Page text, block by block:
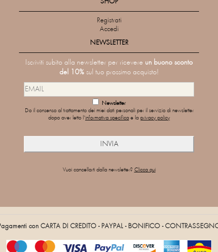
SHOP
Registrati
Accedi
NEWSLETTER
Iscriviti subito alla newsletter per ricevere un buono sconto
del 10% sul tuo prossimo acquisto!
Newsletter
Do il consenso al trattamento dei miei dati personali per il servizio di newsletter
dopo aver letto l'informativa specifica e la privacy policy
Vuoi cancellarti dalla newsletter? Clicca qui
con CARTA DI CREDITO - PAYPAL - BONIFICO -